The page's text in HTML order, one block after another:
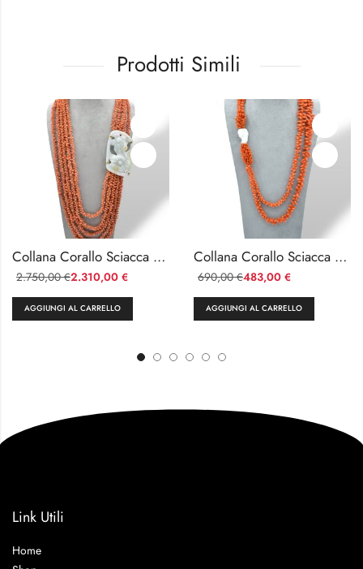
Prodotti Simili
Collana Corallo Sciacca 5 Fili con Medaglione in Giada e Oro 18kt
2.310,00 €
2.750,00€
AGGIUNGI AL CARRELLO
Collana Corallo Sciacca con Perla Barocca
483,00 €
690,00€
AGGIUNGI AL CARRELLO
Link Utili
Home